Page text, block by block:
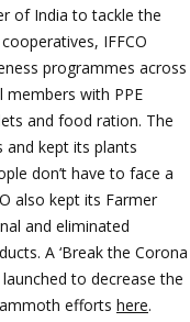
of India to tackle the
IFFCO
programmes across
members with PPE
and food ration. The
kept its plants
don’t have to face a
also kept its Farmer
and eliminated
A ‘Break the Corona
to decrease the
efforts here.